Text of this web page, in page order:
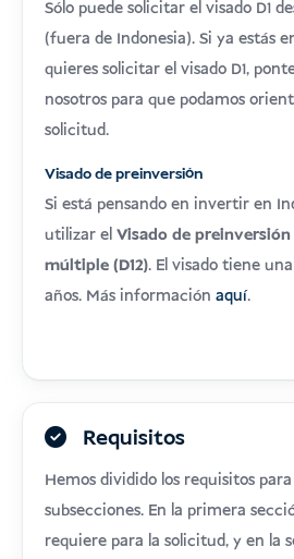
Sólo puede solicitar el visado D1
(fuera de Indonesia). Si ya estás
quieres solicitar el visado D1,
nosotros para que podamos
solicitud.
Visado de preinversión
Si está pensando en invertir en
utilizar elVisado de
múltiple (D12). El visado tiene
años. Más informaciónaquí.
Requisitos
Hemos dividido los requisitos
subsecciones. En la primera
requiere para la solicitud, y en la